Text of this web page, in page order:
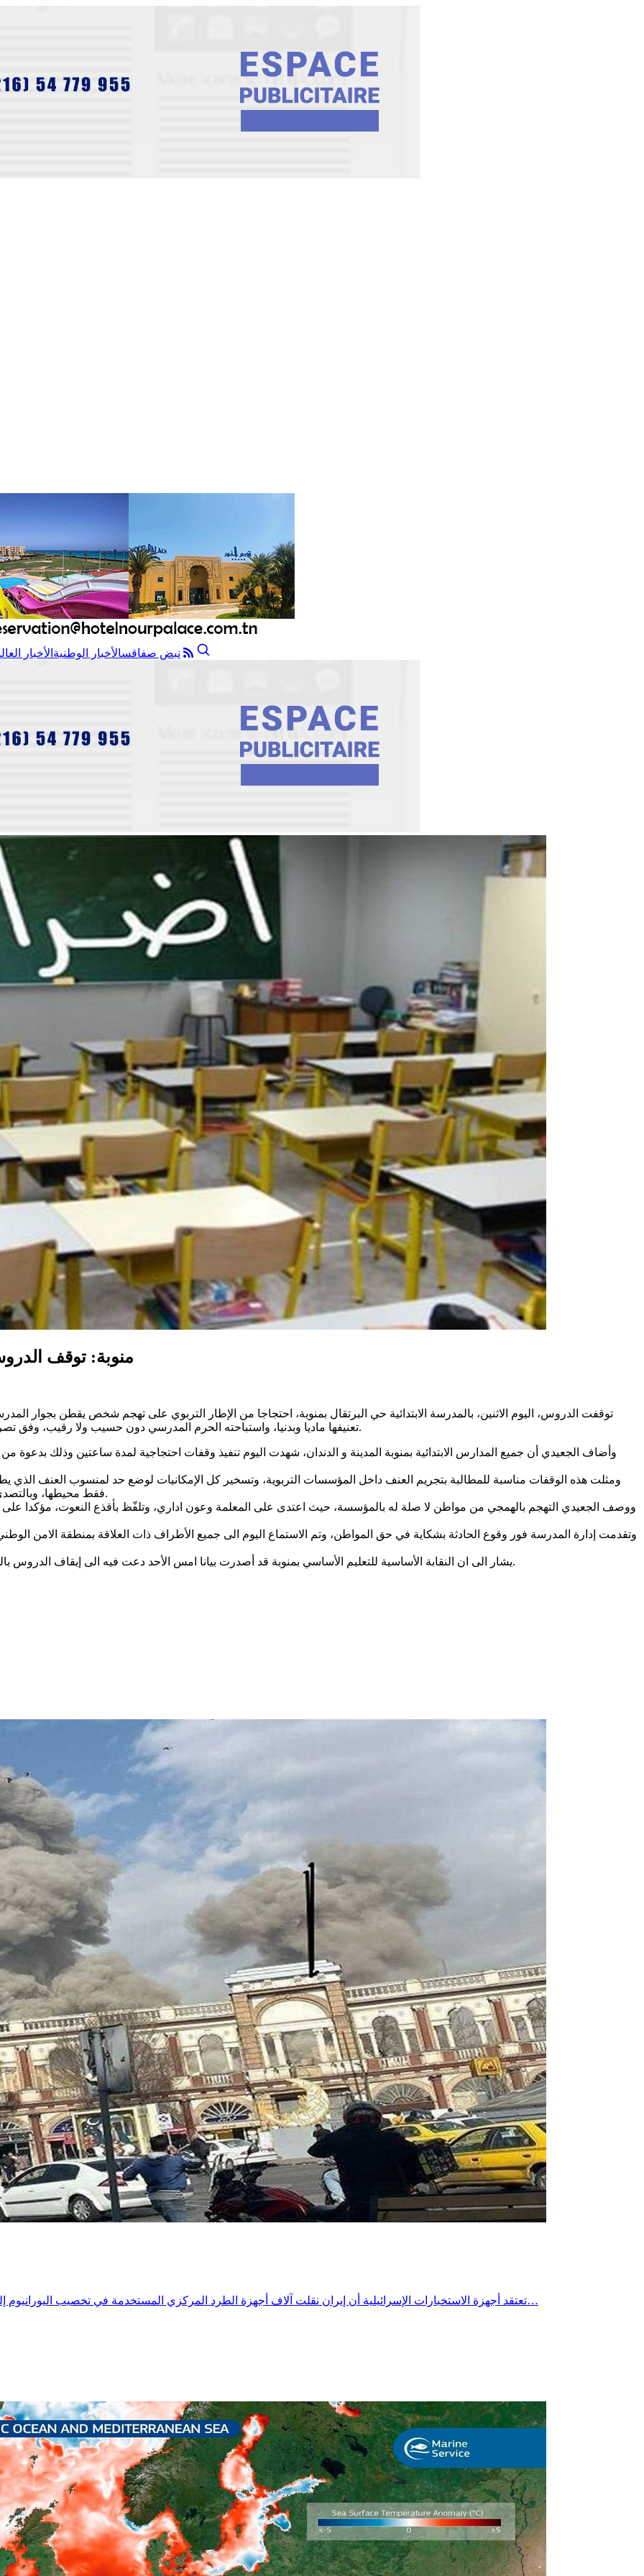
نبض صفاقسالأخبار الوطنية الأخبار
منوبة: توقف
توقفت الدروس، اليوم الاثنين، بالمدرسة الابتدائية حي البرتقال بمنوبة، احتجاجا من الإطار التربوي على تهجم شخص يقطن بجوار
تعنيفها ماديا وبدنيا، واستباحته الحرم المدرسي دون حسيب ولا رقيب، وفق تصريح كاتب عام الفرع الجامعي للتعليم الأساسي بالجهة سفيان الجعيدي.
وأضاف الجعيدي أن جميع المدارس الابتدائية بمنوبة المدينة و الدندان، شهدت اليوم تنفيذ وقفات احتجاجية لمدة ساعتين وذلك بدعوة من
ومثلت هذه الوقفات مناسبة للمطالبة بتجريم العنف داخل المؤسسات التربوية، وتسخير كل الإمكانيات لوضع حد لمنسوب العنف الذي
فقط محيطها، وبالتصدي لكل من تسوّل له نفسه تدنيس الحرم المدرسي، وفق نفس المصدر.
ووصف الجعيدي التهجم بالهمجي من مواطن لا صلة له بالمؤسسة، حيث اعتدى على المعلمة وعون اداري، وتلفّظ بأقذع النعوت، مؤكدا على
وتقدمت إدارة المدرسة فور وقوع الحادثة بشكاية في حق المواطن، وتم الاستماع اليوم الى جميع الأطراف ذات العلاقة بمنطقة الامن الوطني
يشار الى ان النقابة الأساسية للتعليم الأساسي بمنوبة قد أصدرت بيانا امس الأحد دعت فيه الى إيقاف الدروس بالمدرسة المذكورة والى تنفيذ وقفات احتجاجية بمدارس منوبة والدندان.
تعتقد أجهزة الاستخبارات الإسرائيلية أن إيران نقلت آلاف أجهزة الطرد المركزي المستخدمة في تخصيب اليورانيوم إلى أنفاق محفورة في أعماق جبل خلال الخريف الماضي، وفق ما نقلته…